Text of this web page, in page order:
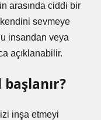
arasında ciddi bir
sevmeye
insandan veya
açıklanabilir.
başlanır?
inşa etmeyi